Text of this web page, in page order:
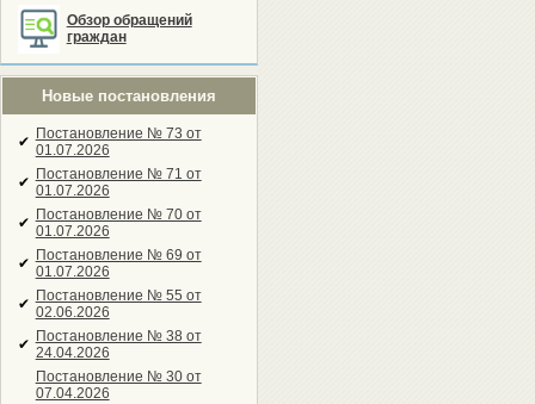
Обзор обращений
граждан
Новые постановления
✔ Постановление № 73 от
01.07.2026
✔ Постановление № 71 от
01.07.2026
✔ Постановление № 70 от
01.07.2026
✔ Постановление № 69 от
01.07.2026
✔ Постановление № 55 от
02.06.2026
✔ Постановление № 38 от
24.04.2026
Постановление № 30 от
07.04.2026